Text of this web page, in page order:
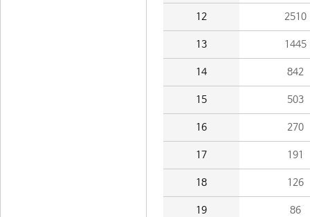
12 2510
13 1445
14 842
15 503
16 270
17 191
18 126
19 86